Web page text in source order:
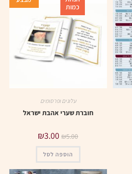
כמות
עלונים ופרסומים
חוברת שערי אהבת ישראל
₪5.00
₪3.00
הוספה לסל